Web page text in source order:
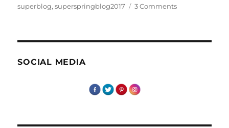
superblog,superspringblog2017 3 Commentson
SOCIAL MEDIA